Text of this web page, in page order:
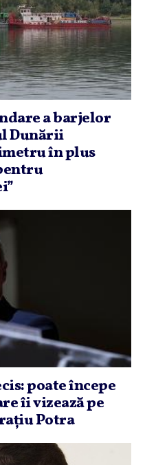
a barjelor
Dunării
în plus
poate începe
îi vizează pe
Potra